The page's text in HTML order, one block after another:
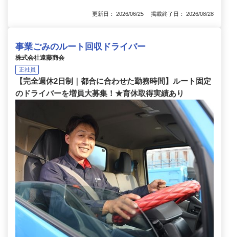
更新日： 2026/06/25 掲載終了日： 2026/08/28
事業ごみのルート回収ドライバー
株式会社遠藤商会
正社員
【完全週休2日制｜都合に合わせた勤務時間】ルート固定
のドライバーを増員大募集！★育休取得実績あり